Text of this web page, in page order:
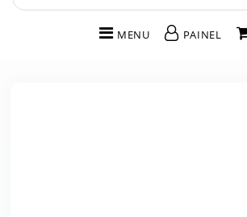
MENU PAINEL